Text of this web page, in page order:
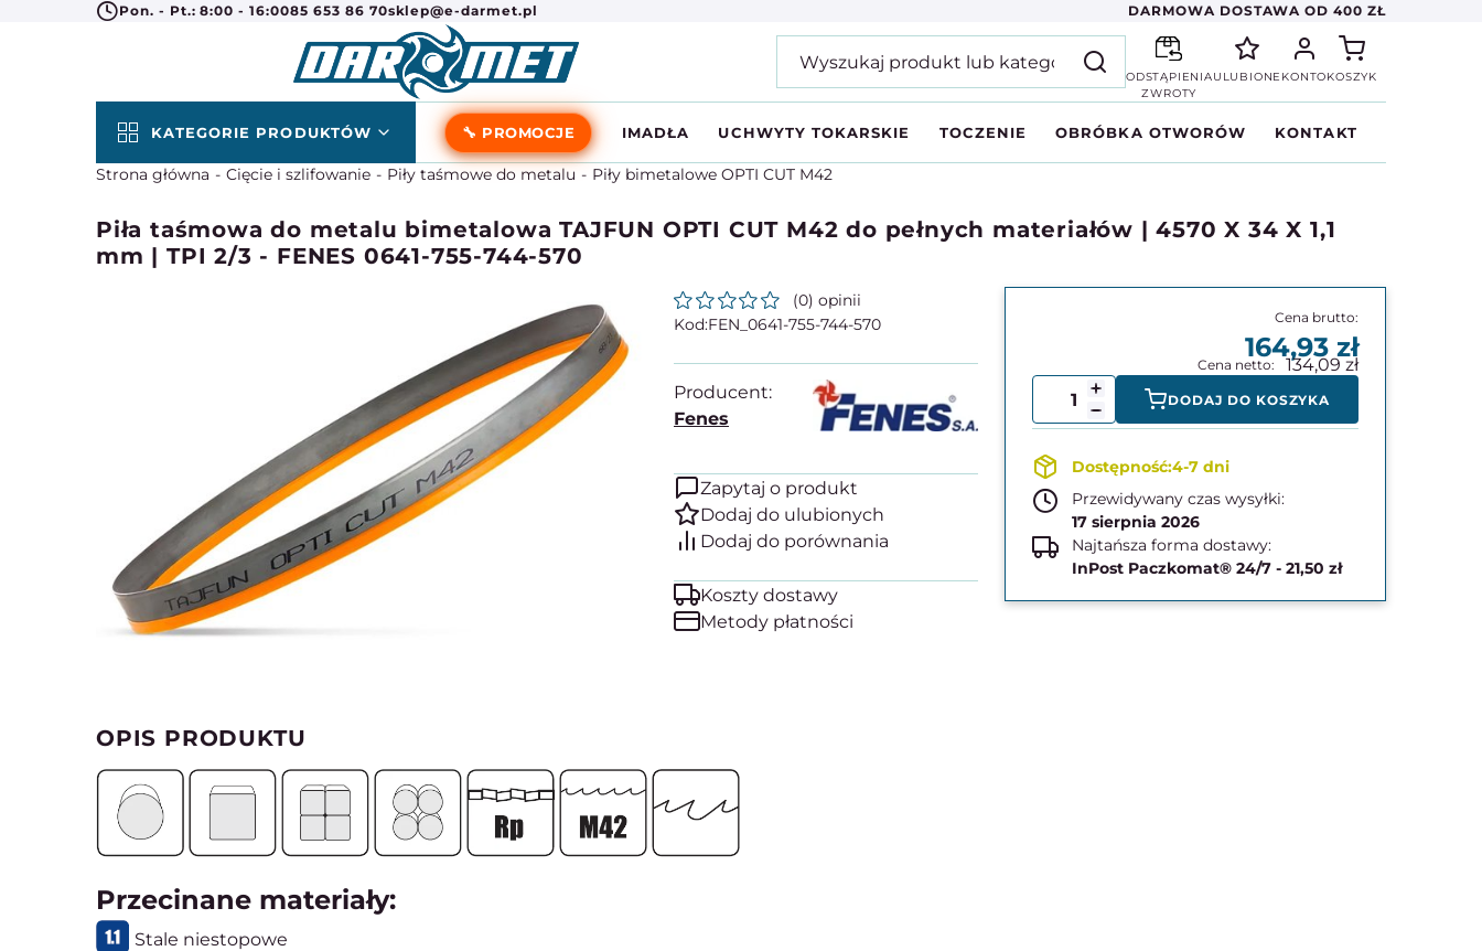
Pon. - Pt.: 8:00 - 16:0085 653 86 70sklep@e-darmet.pl DARMOWA DOSTAWA OD 400 ZŁ
ODSTĄPIENIA
ZWROTY
ULUBIONE KONTOKOSZYK
KATEGORIE PRODUKTÓW 🔧 PROMOCJE IMADŁA UCHWYTY TOKARSKIE TOCZENIE OBRÓBKA OTWORÓW KONTAKT
Strona główna Cięcie i szlifowanie Piły taśmowe do metalu Piły bimetalowe OPTI CUT M42
Piła taśmowa do metalu bimetalowa TAJFUN OPTI CUT M42 do pełnych materiałów | 4570 X 34 X 1,1
mm | TPI 2/3 - FENES 0641-755-744-570
(0) opinii
FEN_0641-755-744-570
Producent:
Fenes
Zapytaj o produkt
Koszty dostawy
Metody płatności
164,93
134,09
DODAJ DO KOSZYKA
4-7 dni
Przewidywany czas wysyłki:
17 sierpnia 2026
Najtańsza forma dostawy:
InPost Paczkomat® 24/7 - 21,50 zł
OPIS PRODUKTU
Przecinane materiały:
Stale niestopowe